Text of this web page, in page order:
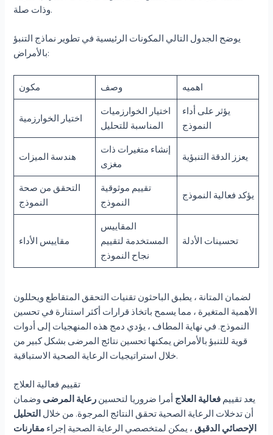
وذات صلة.
يوضح الجدول التالي المكونات الرئيسية في تطوير نماذج التنبؤ
بالأمراض:
مكون وصف اهميه
اختيار الخوارزمية
اختيار الخوارزميات
المناسبة للتحليل
يؤثر على أداء
النموذج
هندسة الميزات
إنشاء متغيرات ذات
مغزى
يعزز الدقة التنبؤية
التحقق من صحة
النموذج
تقييم موثوقية
النموذج
يؤكد فعالية النموذج
مقاييس الأداء
المقاييس
المستخدمة لتقييم
نجاح النموذج
تحسينات الأدلة
لضمان المتانة ، يطبق الباحثون تقنيات التحقق المتقاطع ويحللون
الأهمية المتغيرة ، مما يسمح باتخاذ قرارات أكثر استنارة في تحسين
النموذج. في نهاية المطاف ، يؤدي دمج هذه المنهجيات إلى أدوات
قوية للتنبؤ بالأمراض يمكنها تحسين نتائج المرضى بشكل كبير من
خلال استراتيجيات الرعاية الصحية الاستباقية.
تقييم فعالية العلاج
يعد تقييم فعالية العلاج أمرا ضروريا لتحسين رعاية المرضى وضمان
أن تدخلات الرعاية الصحية تحقق النتائج المرجوة. من خلال التحليل
الإحصائي الدقيق ، يمكن لمتخصصي الرعاية الصحية إجراء مقارنات